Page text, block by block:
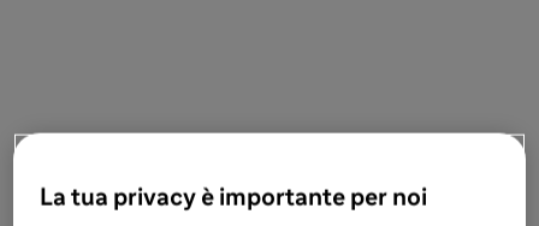
La tua privacy è importante per noi